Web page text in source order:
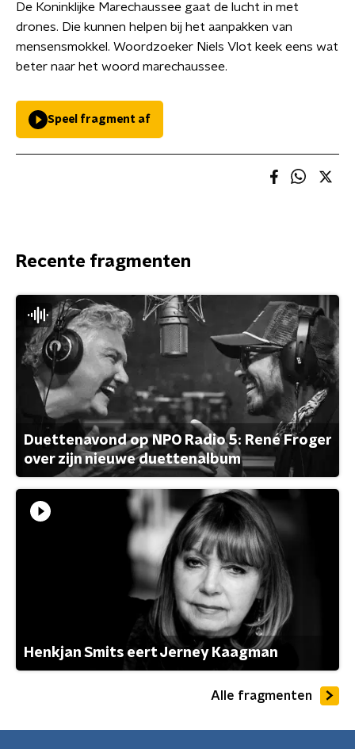
De Koninklijke Marechaussee gaat de lucht in met
drones. Die kunnen helpen bij het aanpakken van
mensensmokkel. Woordzoeker Niels Vlot keek eens wat
beter naar het woord marechaussee.
Speel fragment af
Recente fragmenten
Duettenavond op NPO Radio 5: René Froger
over zijn nieuwe duettenalbum
Henkjan Smits eert Jerney Kaagman
Alle fragmenten